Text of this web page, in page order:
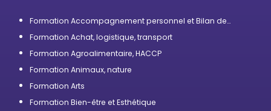
Formation Accompagnement personnel et Bilan de
Formation Achat, logistique, transport
Formation Agroalimentaire, HACCP
Formation Animaux, nature
Formation Arts
Formation Bien-être et Esthétique